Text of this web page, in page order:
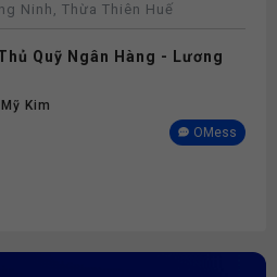
Ninh, Thừa Thiên Huế
Quỹ Ngân Hàng - Lương
Kim
OMess